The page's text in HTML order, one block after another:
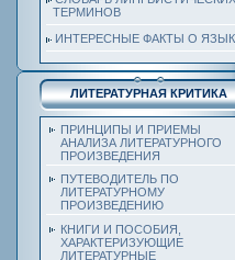
ТЕРМИНОВ
ИНТЕРЕСНЫЕ ФАКТЫ О
ЛИТЕРАТУРНАЯ КРИТИКА
ПРИНЦИПЫ И ПРИЕМЫ
АНАЛИЗА ЛИТЕРАТУРНОГО
ПРОИЗВЕДЕНИЯ
ПУТЕВОДИТЕЛЬ ПО
ЛИТЕРАТУРНОМУ
ПРОИЗВЕДЕНИЮ
КНИГИ И ПОСОБИЯ,
ХАРАКТЕРИЗУЮЩИЕ
ЛИТЕРАТУРНЫЕ